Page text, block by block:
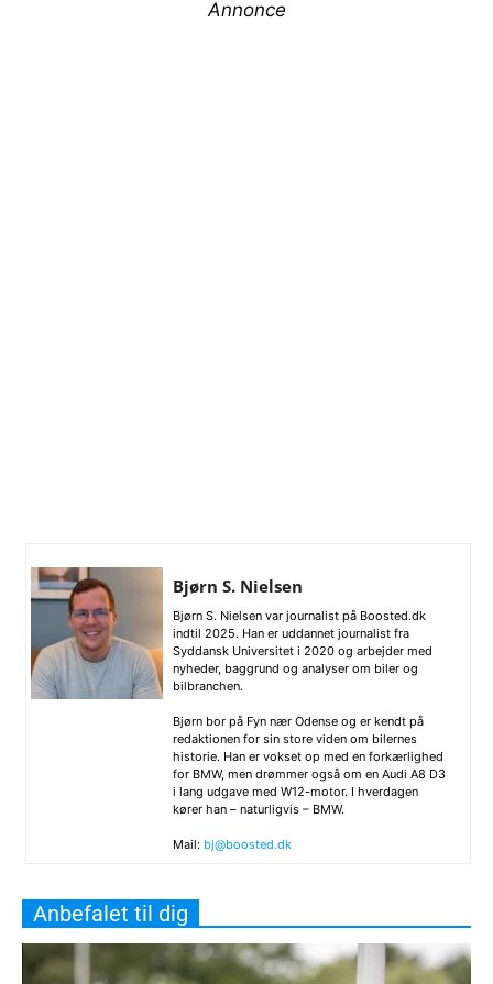
Annonce
Bjørn S. Nielsen
Bjørn S. Nielsen var journalist på Boosted.dk
indtil 2025. Han er uddannet journalist fra
Syddansk Universitet i 2020 og arbejder med
nyheder, baggrund og analyser om biler og
bilbranchen.
Bjørn bor på Fyn nær Odense og er kendt på
redaktionen for sin store viden om bilernes
historie. Han er vokset op med en forkærlighed
for BMW, men drømmer også om en Audi A8 D3
i lang udgave med W12-motor. I hverdagen
kører han – naturligvis – BMW.
Mail: bj@boosted.dk